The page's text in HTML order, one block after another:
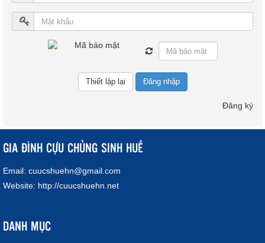
Đăng nhập
Đăng ký
GIA ĐÌNH CỰU CHỦNG SINH HUẾ
Email: cuucshuehn@gmail.com
Website: http://cuucshuehn.net
DANH MỤC